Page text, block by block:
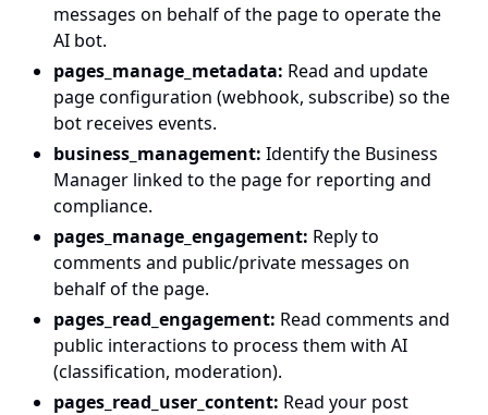
messages on behalf of the page to operate the
AI bot.
pages_manage_metadata: Read and update
page configuration (webhook, subscribe) so the
bot receives events.
business_management: Identify the Business
Manager linked to the page for reporting and
compliance.
pages_manage_engagement: Reply to
comments and public/private messages on
behalf of the page.
pages_read_engagement: Read comments and
public interactions to process them with AI
(classification, moderation).
pages_read_user_content: Read your post